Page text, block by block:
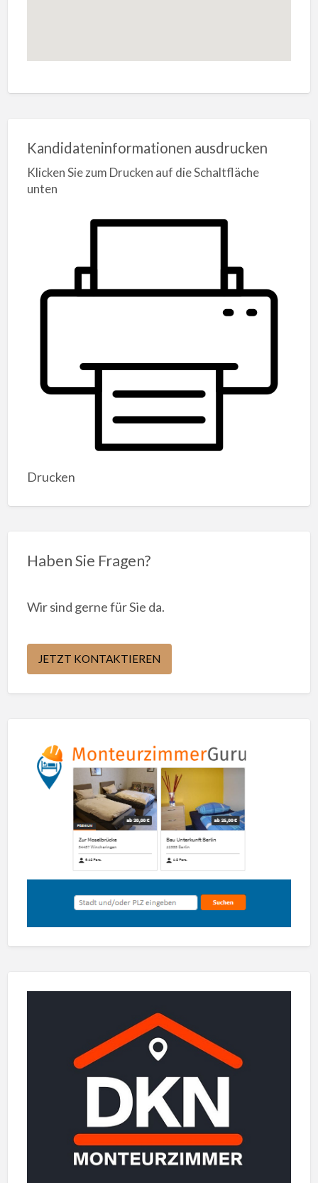
Kandidateninformationen ausdrucken
Klicken Sie zum Drucken auf die Schaltfläche
unten
Drucken
Haben Sie Fragen?
Wir sind gerne für Sie da.
JETZT KONTAKTIEREN